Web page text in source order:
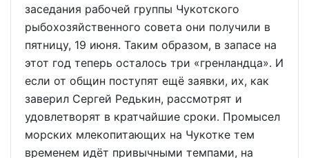
заседания рабочей группы Чукотского
рыбохозяйственного совета они получили в
пятницу, 19 июня. Таким образом, в запасе на
этот год теперь осталось три «гренландца». И
если от общин поступят ещё заявки, их, как
заверил Сергей Редькин, рассмотрят и
удовлетворят в кратчайшие сроки. Промысел
морских млекопитающих на Чукотке тем
временем идёт привычными темпами, на